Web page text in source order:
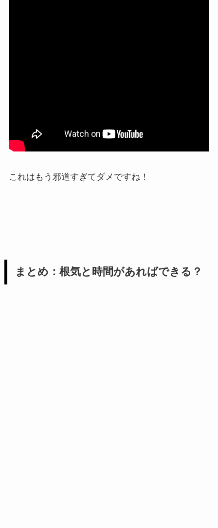
これはもう邪道すぎてダメですね！
まとめ：根気と時間があればできる？